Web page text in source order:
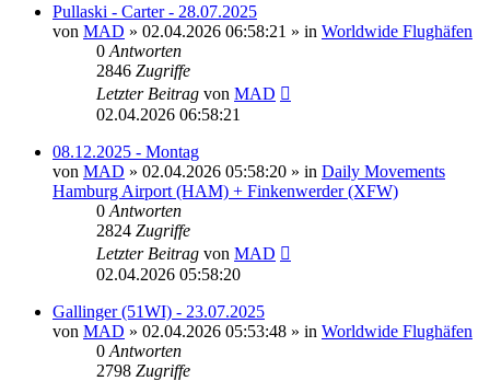
Pullaski - Carter - 28.07.2025
von MAD » 02.04.2026 06:58:21 » in Worldwide Flughäfen
0 Antworten
2846 Zugriffe
Letzter Beitrag von MAD
02.04.2026 06:58:21
08.12.2025 - Montag
von MAD » 02.04.2026 05:58:20 » in Daily Movements
Hamburg Airport (HAM) + Finkenwerder (XFW)
0 Antworten
2824 Zugriffe
Letzter Beitrag von MAD
02.04.2026 05:58:20
Gallinger (51WI) - 23.07.2025
von MAD » 02.04.2026 05:53:48 » in Worldwide Flughäfen
0 Antworten
2798 Zugriffe